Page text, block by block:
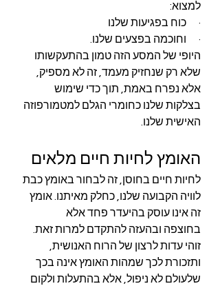
למצוא:
·      כוח בפגיעות שלנו
·      וחוכמה בפצעים שלנו.
היופי של המסע הזה טמון בהתעקשותו
שלא רק שנחזיק מעמד, זה לא מספיק,
אלא נפרח באמת, תוך כדי שימוש
בצלקות שלנו כחומרי הגלם למטמורפוזה
האישית שלנו.
האומץ לחיות חיים מלאים
לחיות חיים בחוסן, זה לבחור באומץ כבת
לוויה הקבועה שלנו, כחלק מאיתנו. אומץ
זה אינו עוסק בהיעדר פחד אלא
בחוצפה ובהעזה להתקדם למרות זאת.
זוהי עדות לרצון של הרוח האנושית,
ותזכורת לכך שמהות האומץ אינה בכך
שלעולם לא ניפול, אלא בהתעלות ולקום